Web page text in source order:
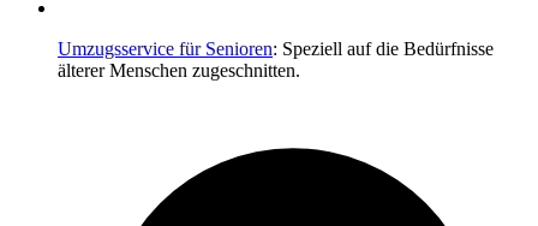
Umzugsservice für Senioren: Speziell auf die Bedürfnisse
älterer Menschen zugeschnitten.